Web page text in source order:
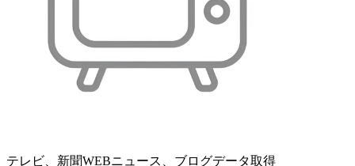
テレビ、新聞WEBニュース、ブログデータ取得